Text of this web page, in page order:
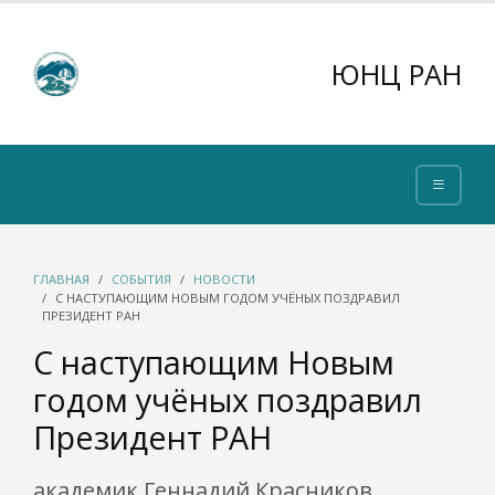
ЮНЦ РАН
ГЛАВНАЯ СОБЫТИЯ
НОВОСТИ
С НАСТУПАЮЩИМ НОВЫМ ГОДОМ УЧЁНЫХ ПОЗДРАВИЛ
ПРЕЗИДЕНТ РАН
С наступающим Новым
годом учёных поздравил
Президент РАН